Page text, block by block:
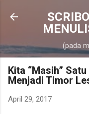
(pada
Kita “Masih”
Menjadi Timor
April 29, 2017